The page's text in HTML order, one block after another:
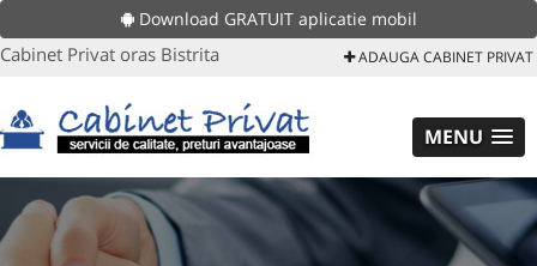
Download GRATUIT aplicatie mobil
Cabinet Privat oras Bistrita ADAUGA CABINET PRIVAT
MENU